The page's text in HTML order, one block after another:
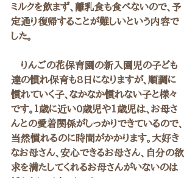
ミルクを飲まず、離乳食も食べないので、予
定通り復帰することが難しいという内容で
した。
りんごの花保育園の新入園児の子ども
達の慣れ保育も8日になりますが、順調に
慣れていく子、なかなか慣れない子と様々
です。１歳に近い0歳児や1歳児は、お母さ
んとの愛着関係がしっかりできているので、
当然慣れるのに時間がかかります。大好き
なお母さん、安心できるお母さん、自分の欲
求を満たしてくれるお母さんがいないのは